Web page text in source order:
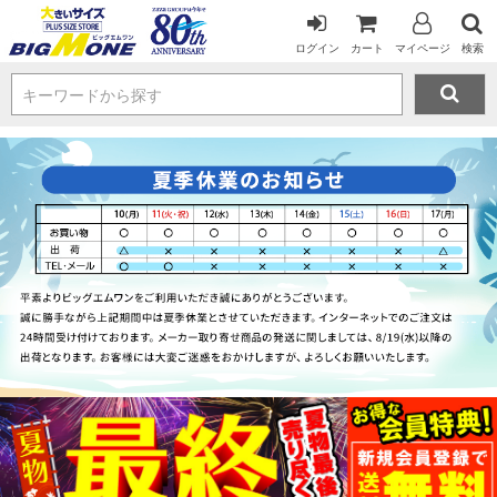
ログイン カート マイページ 検索
キーワードから探す